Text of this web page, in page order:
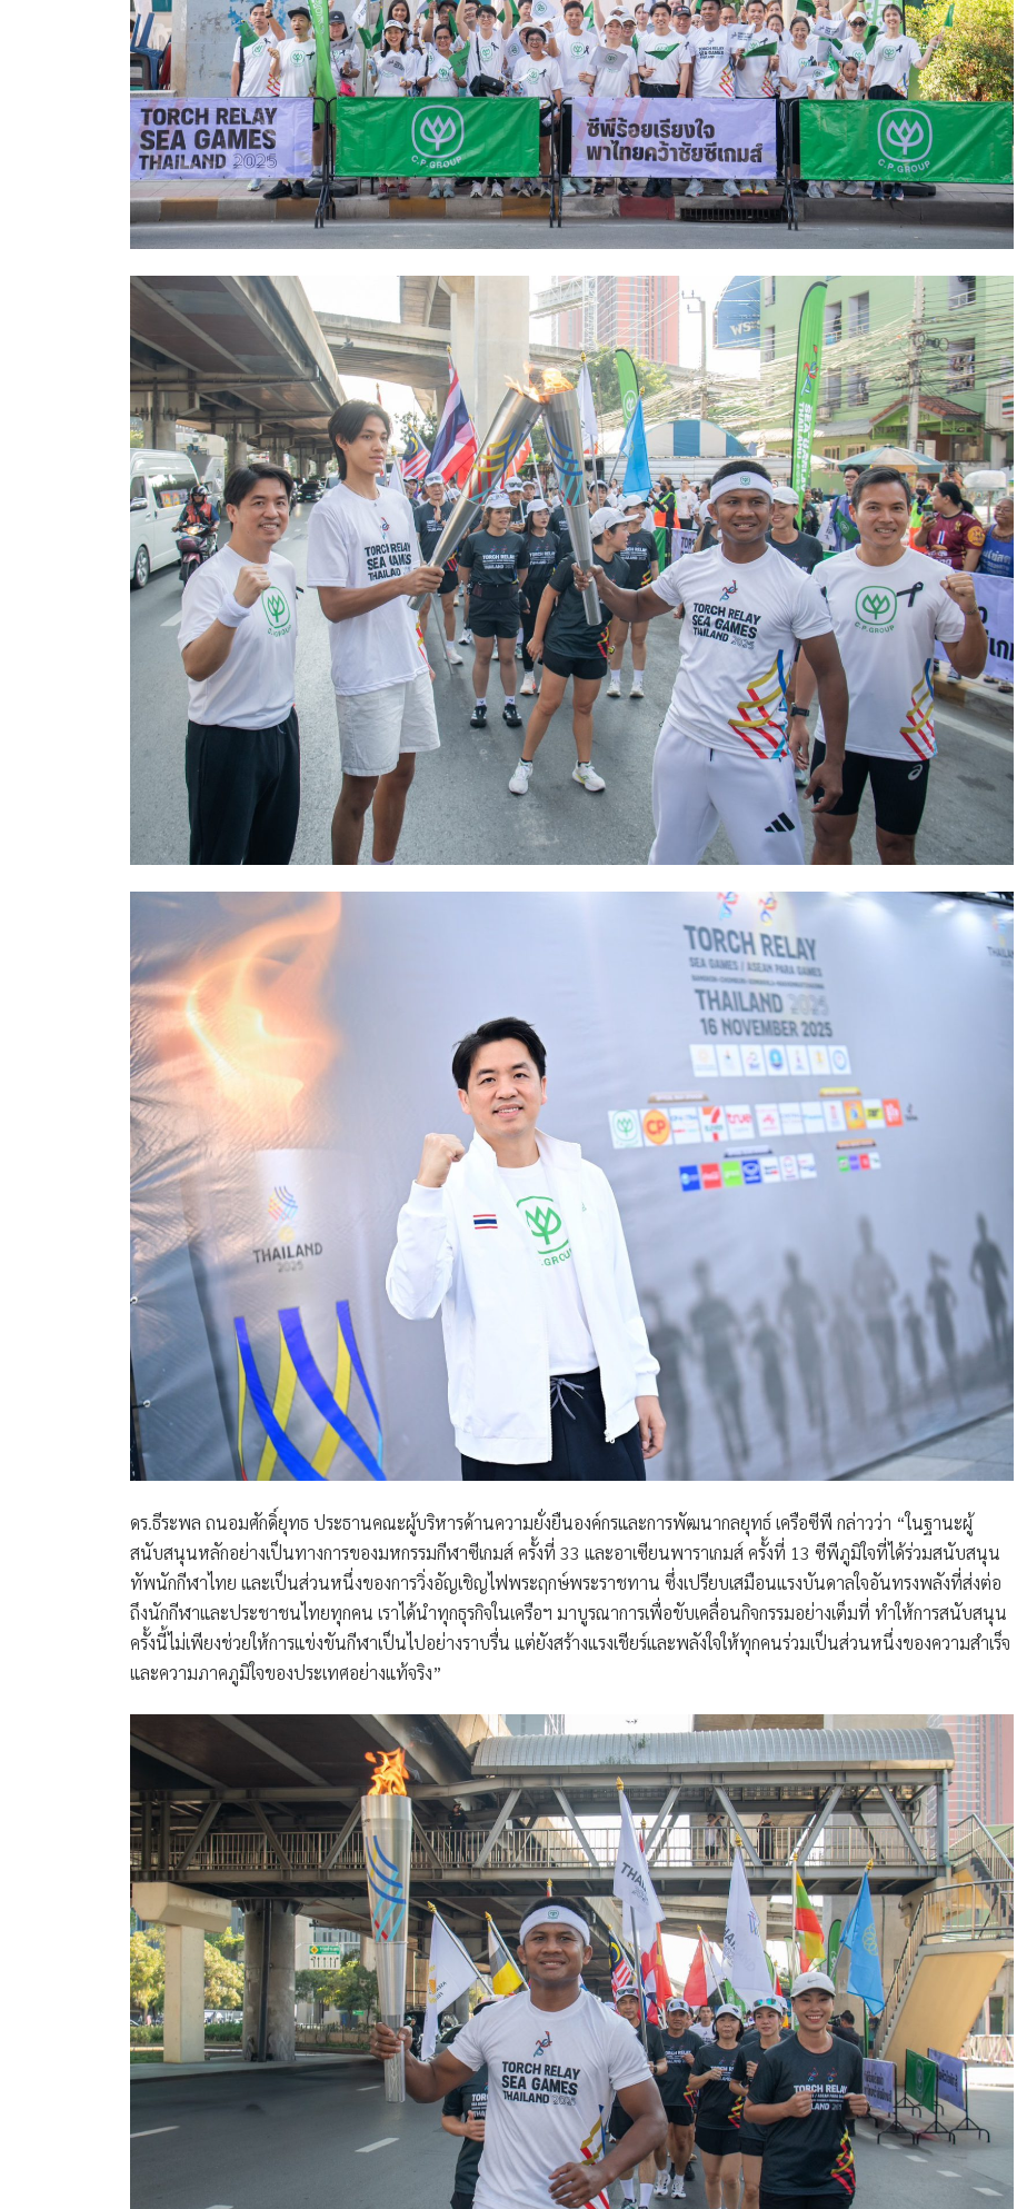
ดร.ธีระพล ถนอมศักดิ์ยุทธ ประธานคณะผู้บริหารด้านความยั่งยืนองค์กรและการพัฒนากลยุทธ์ เครือซีพี กล่าวว่า “ในฐานะผู้
สนับสนุนหลักอย่างเป็นทางการของมหกรรมกีฬาซีเกมส์ ครั้งที่ 33 และอาเซียนพาราเกมส์ ครั้งที่ 13 ซีพีภูมิใจที่ได้ร่วมสนับสนุน
ทัพนักกีฬาไทย และเป็นส่วนหนึ่งของการวิ่งอัญเชิญไฟพระฤกษ์พระราชทาน ซึ่งเปรียบเสมือนแรงบันดาลใจอันทรงพลังที่ส่งต่อ
ถึงนักกีฬาและประชาชนไทยทุกคน เราได้นำทุกธุรกิจในเครือฯ มาบูรณาการเพื่อขับเคลื่อนกิจกรรมอย่างเต็มที่ ทำให้การสนับสนุน
ครั้งนี้ไม่เพียงช่วยให้การแข่งขันกีฬาเป็นไปอย่างราบรื่น แต่ยังสร้างแรงเชียร์และพลังใจให้ทุกคนร่วมเป็นส่วนหนึ่งของความสำเร็จ
และความภาคภูมิใจของประเทศอย่างแท้จริง”